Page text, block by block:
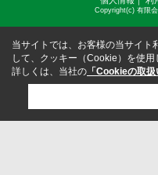
Copyright(c) 有限
当サイトでは、お客様の当サイト
して、クッキー（Cookie）を使用
詳しくは、当社の 「Cookieの取扱